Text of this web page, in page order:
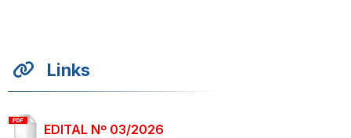
Links
EDITAL Nº 03/2026